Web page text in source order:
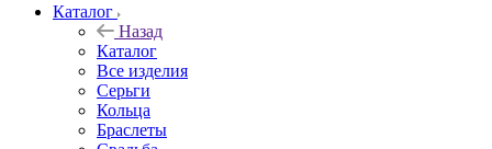
Каталог
Назад
Каталог
Все изделия
Серьги
Кольца
Браслеты